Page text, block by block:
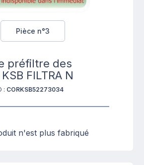
Pièce n°3
préfiltre des
FILTRA N
: CORKSB52273034
n'est plus fabriqué